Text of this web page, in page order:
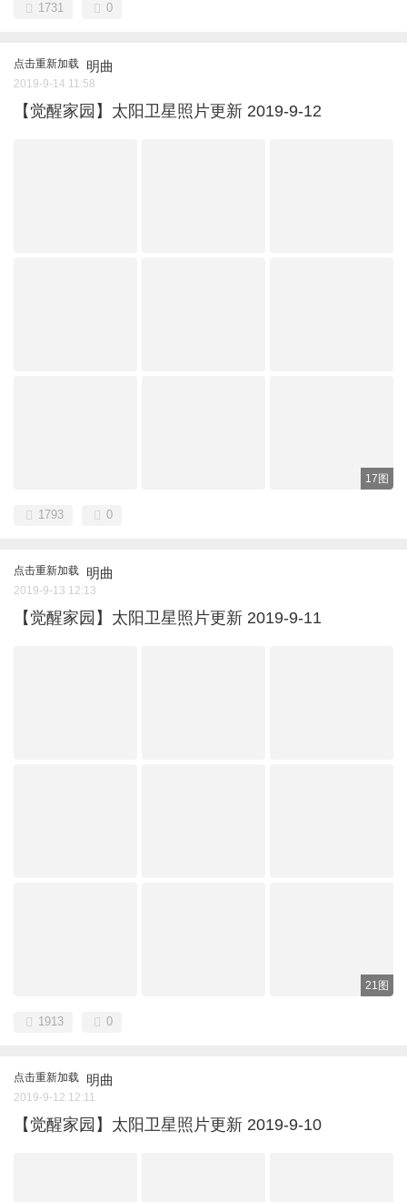
1731 0
点击重新加载 明曲
2019-9-14 11:58
【觉醒家园】太阳卫星照片更新 2019-9-12
17图
1793 0
点击重新加载 明曲
2019-9-13 12:13
【觉醒家园】太阳卫星照片更新 2019-9-11
21图
1913 0
点击重新加载 明曲
2019-9-12 12:11
【觉醒家园】太阳卫星照片更新 2019-9-10